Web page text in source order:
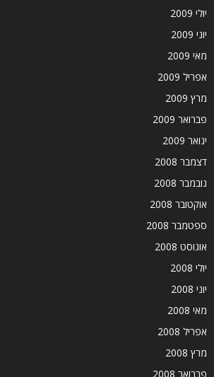
יולי 2009
יוני 2009
מאי 2009
אפריל 2009
מרץ 2009
פברואר 2009
ינואר 2009
דצמבר 2008
נובמבר 2008
אוקטובר 2008
ספטמבר 2008
אוגוסט 2008
יולי 2008
יוני 2008
מאי 2008
אפריל 2008
מרץ 2008
פברואר 2008